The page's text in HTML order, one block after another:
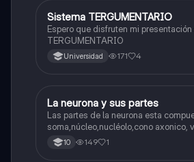
Biologia
Sistema TERGUMENTARIO
Espero que disfruten mi
TERGUMENTARIO
Universidad 171 4
Biologia
La neurona y sus partes
Las partes de la neurona esta
soma,núcleo,nucléolo,cono axonico,
mielina,celula schwan,núcleo de
Ranvier,terminal axonico
10 149 1